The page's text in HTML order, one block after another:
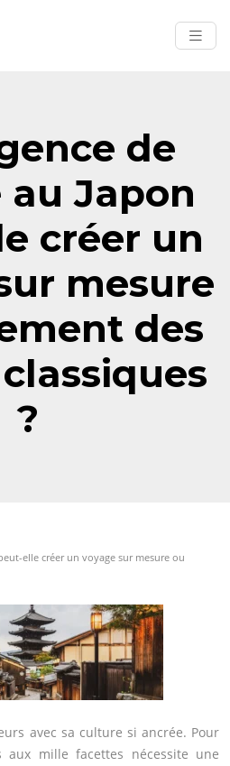
de
au Japon
créer un
mesure
des
?
elle créer un voyage sur mesure ou
avec sa culture si ancrée. Pour
aux mille facettes nécessite une